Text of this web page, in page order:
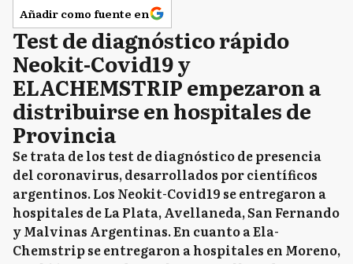
Añadir como fuente en
Test de diagnóstico rápido
Neokit-Covid19 y
ELACHEMSTRIP empezaron a
distribuirse en hospitales de
Provincia
Se trata de los test de diagnóstico de presencia
del coronavirus, desarrollados por científicos
argentinos. Los Neokit-Covid19 se entregaron a
hospitales de La Plata, Avellaneda, San Fernando
y Malvinas Argentinas. En cuanto a Ela-
Chemstrip se entregaron a hospitales en Moreno,